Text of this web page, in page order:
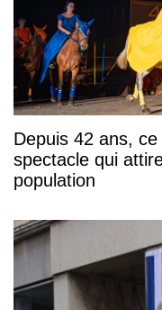
Depuis 42 ans,
spectacle qui
population